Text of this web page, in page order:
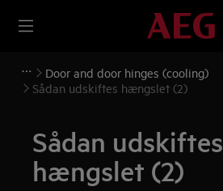
Door and door hinges (cooling)
Sådan udskiftes hængslet (2)
Sådan udskiftes
hængslet (2)